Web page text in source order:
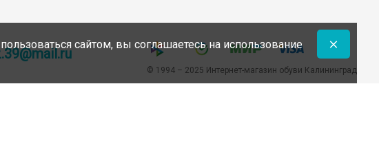
© 1994 – 2025 Интернет-магазин обуви Калининград
сайтом, вы соглашаетесь на использование